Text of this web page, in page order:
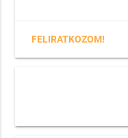
FELIRATKOZOM!